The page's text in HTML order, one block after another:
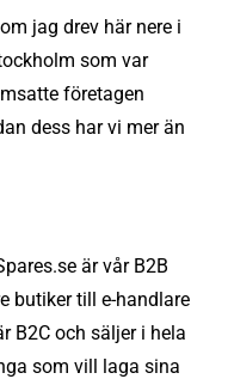
jag drev här nere i
som var
företagen
dess har vi mer än
är vår B2B
butiker till e-handlare
B2C och säljer i hela
som vill laga sina